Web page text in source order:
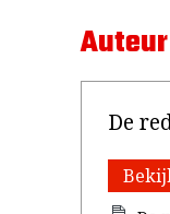
Auteur
De